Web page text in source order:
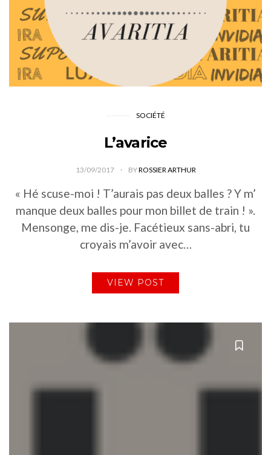
SOCIÉTÉ
L’avarice
13/09/2017 BYROSSIER ARTHUR
« Hé scuse-moi ! T’aurais pas deux balles ? Y m’
manque deux balles pour mon billet de train ! ».
Mensonge, me dis-je. Facétieux sans-abri, tu
croyais m’avoir avec…
VIEW POST